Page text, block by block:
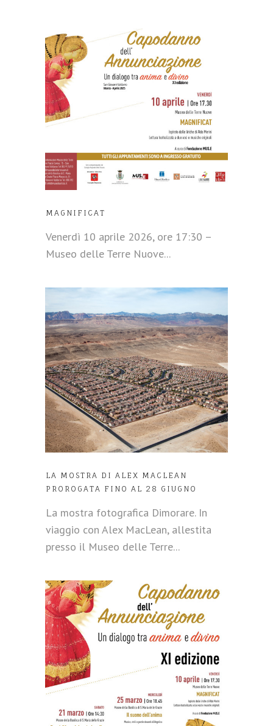
MAGNIFICAT
Venerdì 10 aprile 2026, ore 17:30 –
Museo delle Terre Nuove...
LA MOSTRA DI ALEX MACLEAN
PROROGATA FINO AL 28 GIUGNO
La mostra fotografica Dimorare. In
viaggio con Alex MacLean, allestita
presso il Museo delle Terre...